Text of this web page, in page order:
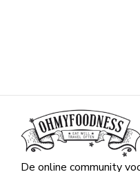
De online community